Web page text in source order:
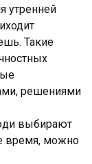
утренней
Такие
решениями
выбирают
время, можно